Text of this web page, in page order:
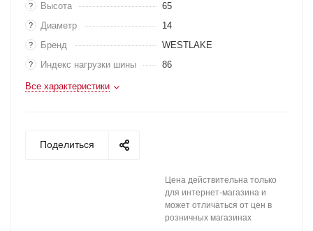
? Высота 65
? Диаметр 14
? Бренд WESTLAKE
? Индекс нагрузки шины 86
Все характеристики
Поделиться
Цена действительна только
для интернет-магазина и
может отличаться от цен в
розничных магазинах